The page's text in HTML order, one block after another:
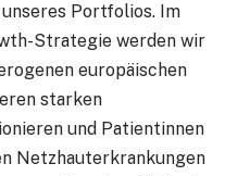
Portfolios. Im
Strategie werden wir
europäischen
starken
und Patientinnen
Netzhauterkrankungen